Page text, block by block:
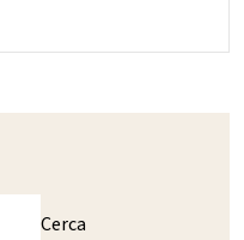
Cerca